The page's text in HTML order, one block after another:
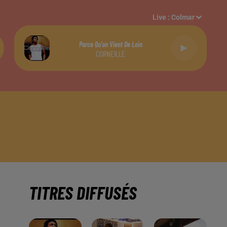
Live :Colmar
Parce Qu'on Vient De Loin
CORNEILLE
TITRES DIFFUSÉS